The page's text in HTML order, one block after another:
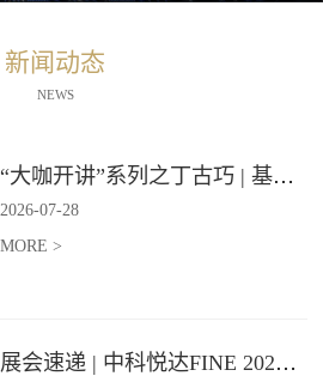
新闻动态
NEWS
“大咖开讲”系列之丁古巧 | 基于石墨烯材料的纵向导热技术报告
2026-07-28
MORE >
展会速递 | 中科悦达FINE 2026 Day2精彩继续